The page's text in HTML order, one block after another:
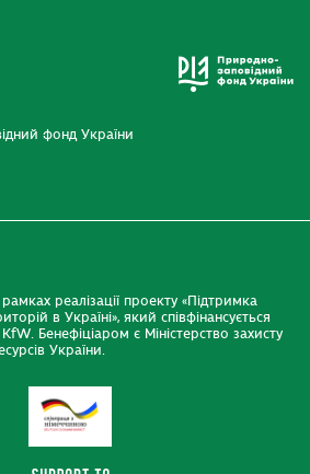
фонд України
реалізації проекту «Підтримка
в Україні», який співфінансується
Бенефіціаром є Міністерство захисту
України.